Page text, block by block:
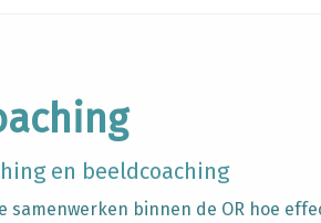
en beeldcoaching
samenwerken binnen de OR hoe